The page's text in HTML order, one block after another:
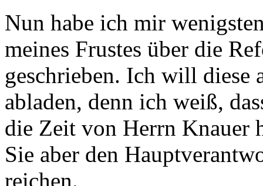
Nun habe ich mir
meines Frustes über die
geschrieben. Ich will diese
abladen, denn ich weiß,
die Zeit von Herrn Knauer
Sie aber den
reichen.